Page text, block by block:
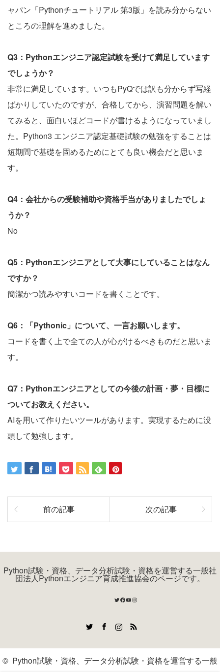
ャパン「Pythonチュートリアル 第3版」を読み分からない
ところの理解を進めました。
Q3：Pythonエンジニア認定試験を受けて満足しています
でしょうか？
非常に満足しています。いつもPyQでは訳も分からず写経
ばかりしていたのですが、合格してから、演習問題を解い
てみると、面白いほどコードが書けるようになっていまし
た。Python3 エンジニア認定基礎試験の勉強をすることは
短期間で基礎を固めるためにとても良い機会だと思いま
す。
Q4：会社からの受験補助や資格手当がありましたでしょ
うか？
No
Q5：Pythonエンジニアとして大事にしていることはなん
ですか？
簡潔かつ読みやすいコードを書くことです。
Q6：「Pythonic」について、一言お願いします。
コードを書く上で全ての人が心がけるべきものだと思いま
す。
Q7：Pythonエンジニアとしての今後の計画・夢・目標に
ついてお教えください。
AIを用いて作りたいツールがあります。実現するために没
頭して勉強します。
前の記事 次の記事
Python試験・資格、データ分析試験・資格を運営する一般社
団法人Pythonエンジニア育成推進協会のページです。
Twitter
Facebook
YouTube
Instagram
RSS
© Python試験・資格、データ分析試験・資格を運営する一般